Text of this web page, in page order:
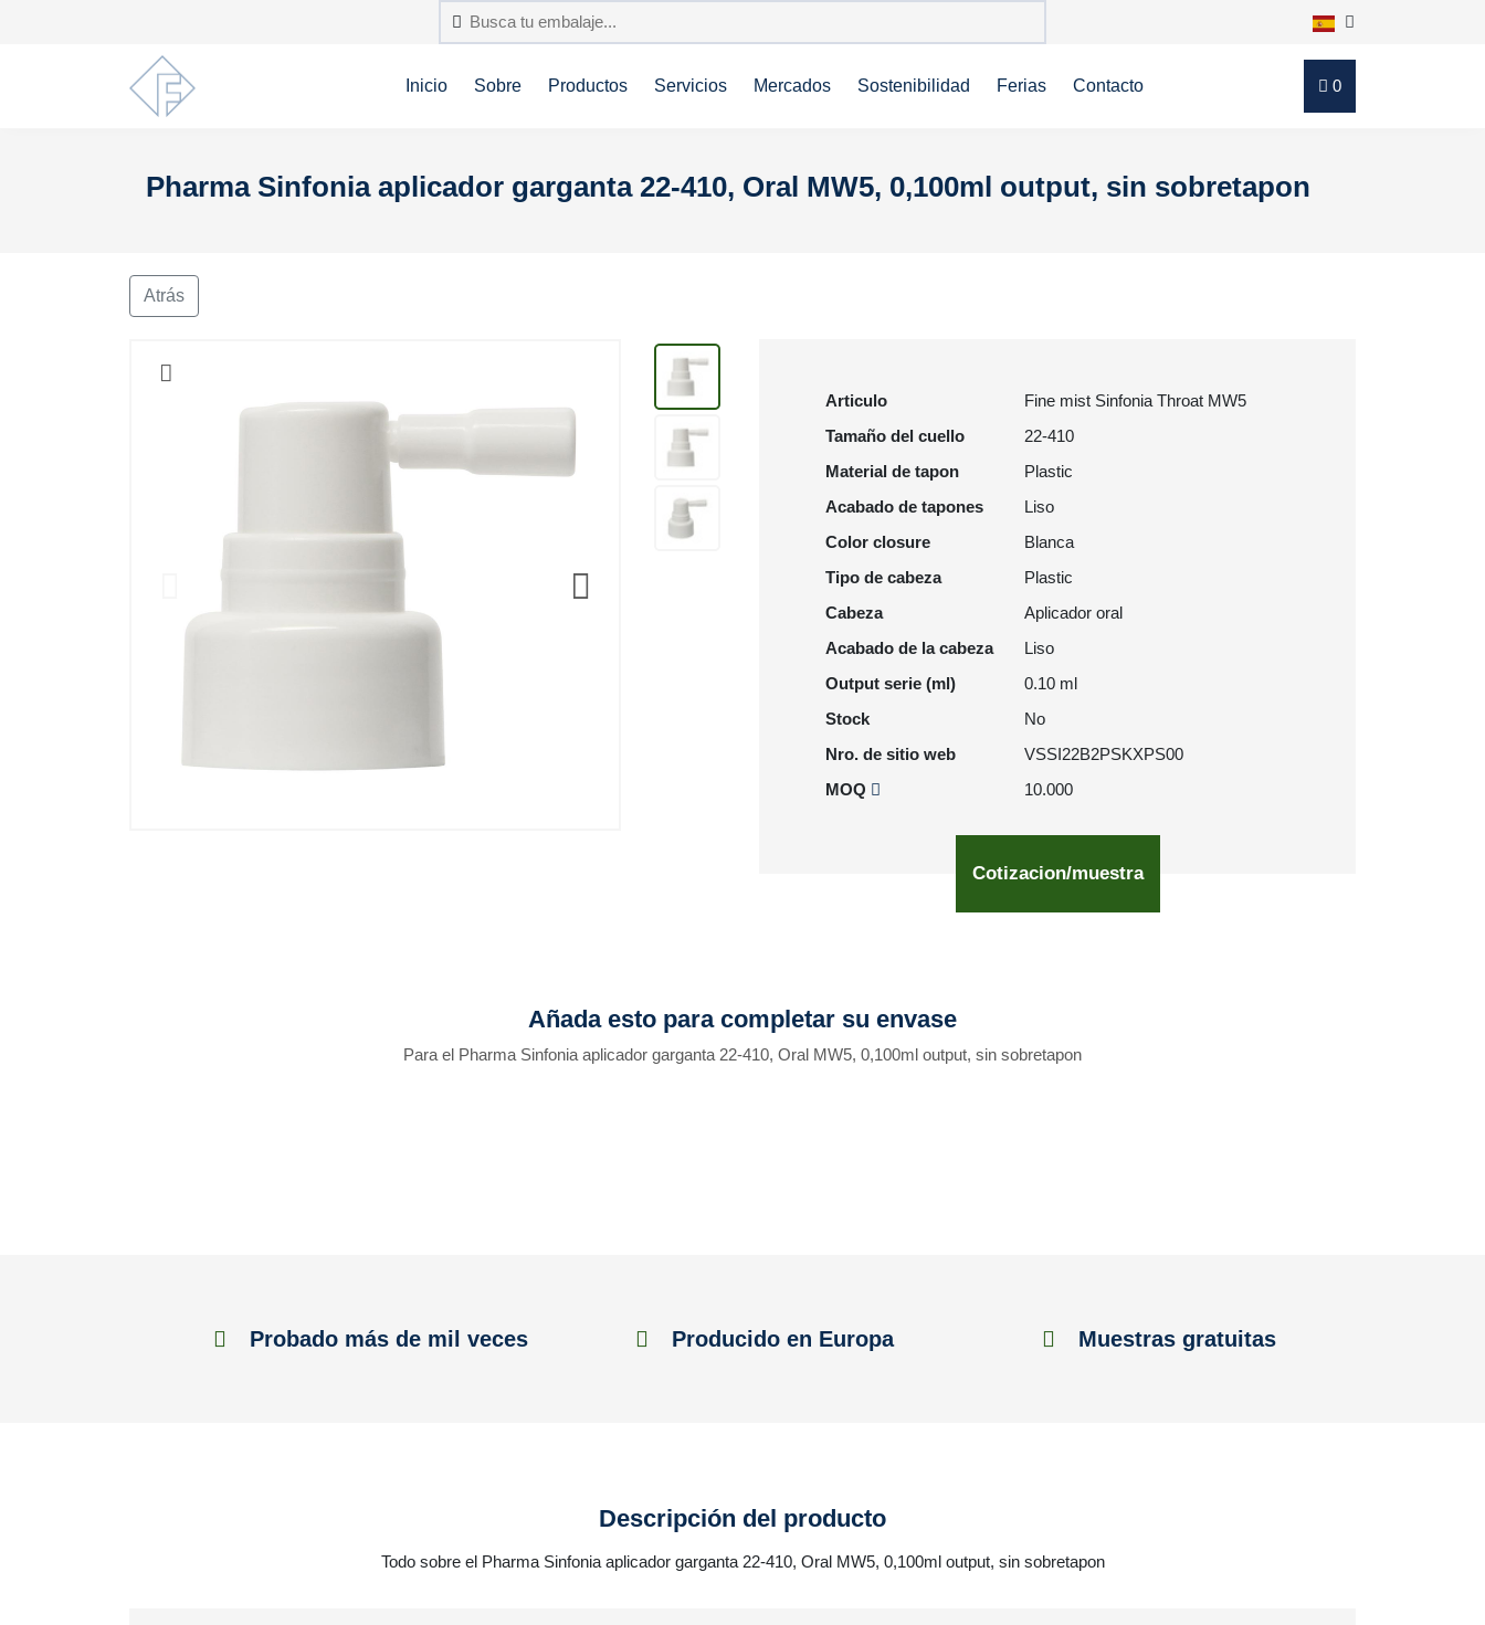
Inicio Sobre Productos Servicios Mercados Sostenibilidad Ferias Contacto 0
Pharma Sinfonia aplicador garganta 22-410, Oral MW5, 0,100ml output, sin sobretapon
Atrás
Articulo
Fine mist Sinfonia Throat MW5
Tamaño del cuello
22-410
Material de tapon
Plastic
Acabado de tapones
Liso
Color closure
Blanca
Tipo de cabeza
Plastic
Cabeza
Aplicador oral
Acabado de la cabeza
Liso
Output serie (ml)
0.10 ml
Stock
No
Nro. de sitio web
VSSI22B2PSKXPS00
MOQ
10.000
Cotizacion/muestra
Añada esto para completar su envase
Para el Pharma Sinfonia aplicador garganta 22-410, Oral MW5, 0,100ml output, sin sobretapon
Probado más de mil veces Producido en Europa Muestras gratuitas
Descripción del producto
Todo sobre el Pharma Sinfonia aplicador garganta 22-410, Oral MW5, 0,100ml output, sin sobretapon